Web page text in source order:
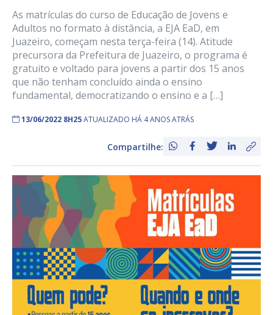
As matrículas do curso de Educação de Jovens e
Adultos no formato à distância, a EJA EaD, em
Juazeiro, começam nesta terça-feira (14). Atitude
precursora da Prefeitura de Juazeiro, o programa é
gratuito e voltado para jovens a partir dos 15 anos
que não tenham concluído ainda o ensino
fundamental, democratizando o ensino e a […]
13/06/2022 8H25ATUALIZADO HÁ 4 ANOS ATRÁS
Compartilhe: